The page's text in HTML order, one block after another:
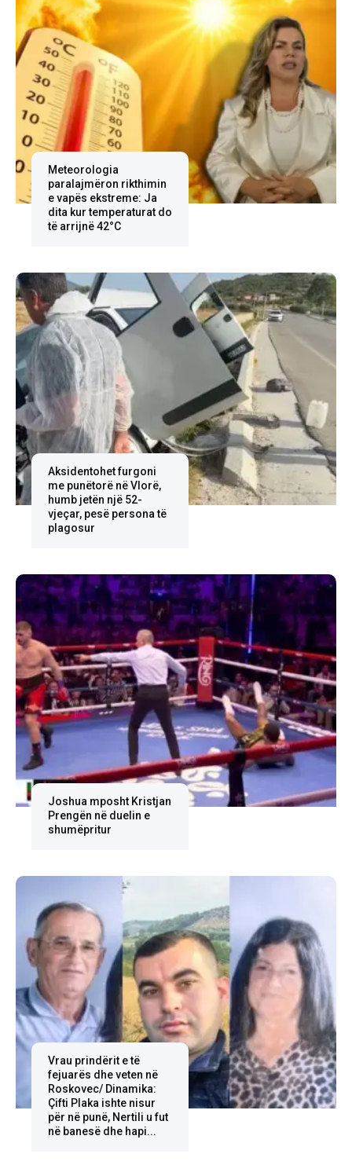
Meteorologia
paralajmëron rikthimin
e vapës ekstreme: Ja
dita kur temperaturat do
të arrijnë 42°C
Aksidentohet furgoni
me punëtorë në Vlorë,
humb jetën një 52-
vjeçar, pesë persona të
plagosur
Joshua mposht Kristjan
Prengën në duelin e
shumëpritur
Vrau prindërit e të
fejuarës dhe veten në
Roskovec/ Dinamika:
Çifti Plaka ishte nisur
për në punë, Nertili u fut
në banesë dhe hapi...